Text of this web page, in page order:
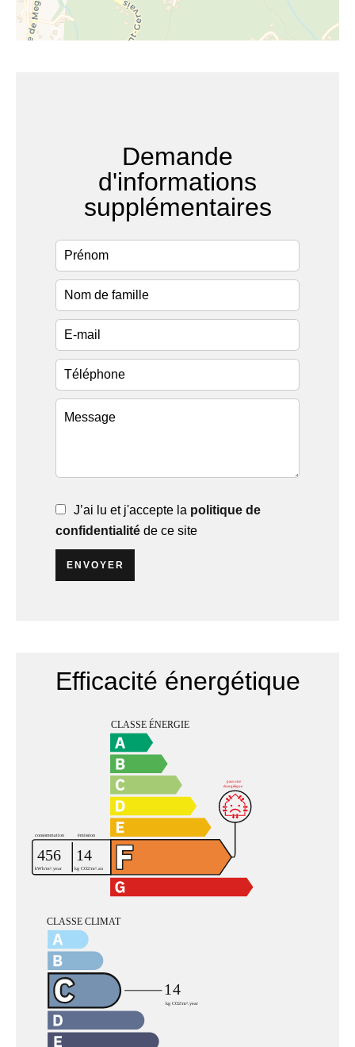
Demande
d'informations
supplémentaires
J’ai lu et j'accepte la politique de
confidentialité de ce site
ENVOYER
Efficacité énergétique